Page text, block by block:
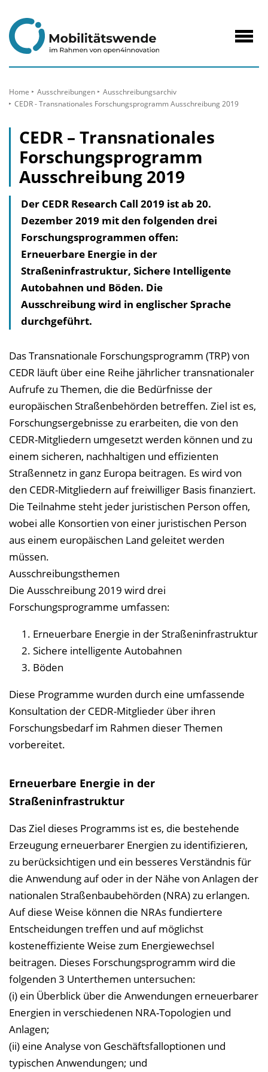
Inhalt
Home Ausschreibungen
Ausschreibungsarchiv
CEDR - Transnationales Forschungsprogramm Ausschreibung 2019
CEDR – Transnationales
Forschungsprogramm
Ausschreibung 2019
Der CEDR Research Call 2019 ist ab 20.
Dezember 2019 mit den folgenden drei
Forschungsprogrammen offen:
Erneuerbare Energie in der
Straßeninfrastruktur, Sichere Intelligente
Autobahnen und Böden. Die
Ausschreibung wird in englischer Sprache
durchgeführt.
Das Transnationale Forschungsprogramm (TRP) von
CEDR läuft über eine Reihe jährlicher transnationaler
Aufrufe zu Themen, die die Bedürfnisse der
europäischen Straßenbehörden betreffen. Ziel ist es,
Forschungsergebnisse zu erarbeiten, die von den
CEDR-Mitgliedern umgesetzt werden können und zu
einem sicheren, nachhaltigen und effizienten
Straßennetz in ganz Europa beitragen. Es wird von
den CEDR-Mitgliedern auf freiwilliger Basis finanziert.
Die Teilnahme steht jeder juristischen Person offen,
wobei alle Konsortien von einer juristischen Person
aus einem europäischen Land geleitet werden
müssen.
Ausschreibungsthemen
Die Ausschreibung 2019 wird drei
Forschungsprogramme umfassen:
Erneuerbare Energie in der Straßeninfrastruktur
Sichere intelligente Autobahnen
Böden
Diese Programme wurden durch eine umfassende
Konsultation der CEDR-Mitglieder über ihren
Forschungsbedarf im Rahmen dieser Themen
vorbereitet.
Erneuerbare Energie in der
Straßeninfrastruktur
Das Ziel dieses Programms ist es, die bestehende
Erzeugung erneuerbarer Energien zu identifizieren,
zu berücksichtigen und ein besseres Verständnis für
die Anwendung auf oder in der Nähe von Anlagen der
nationalen Straßenbaubehörden (NRA) zu erlangen.
Auf diese Weise können die NRAs fundiertere
Entscheidungen treffen und auf möglichst
kosteneffiziente Weise zum Energiewechsel
beitragen. Dieses Forschungsprogramm wird die
folgenden 3 Unterthemen untersuchen:
(i) ein Überblick über die Anwendungen erneuerbarer
Energien in verschiedenen NRA-Topologien und
Anlagen;
(ii) eine Analyse von Geschäftsfalloptionen und
typischen Anwendungen; und